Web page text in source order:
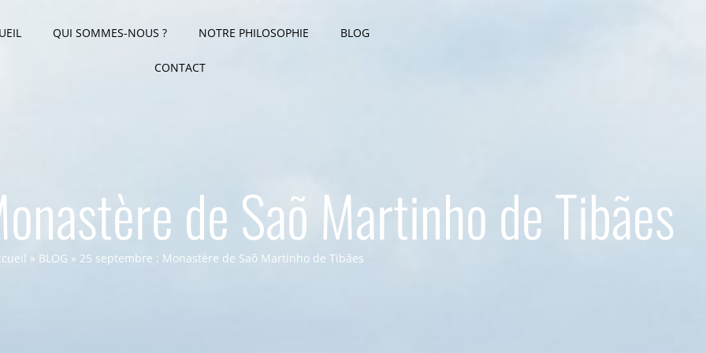
QUI SOMMES-NOUS ? NOTRE PHILOSOPHIE BLOG
CONTACT
de Saõ Martinho de Tibães
» BLOG » 25 septembre : Monastère de Saõ Martinho de Tibães